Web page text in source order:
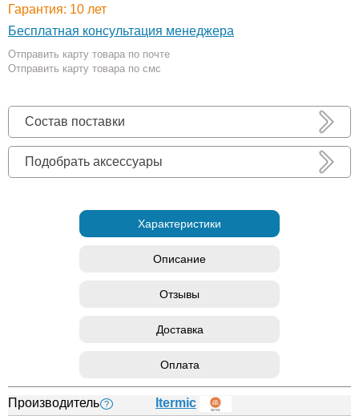
Гарантия: 10 лет
Бесплатная консультация менеджера
Отправить карту товара по почте
Отправить карту товара по смс
Состав поставки
Подобрать аксессуары
Характеристики
Описание
Отзывы
Доставка
Оплата
Производитель ?
Itermic